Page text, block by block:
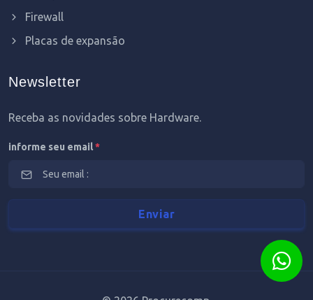
Firewall
Placas de expansão
Newsletter
Receba as novidades sobre Hardware.
informe seu email*